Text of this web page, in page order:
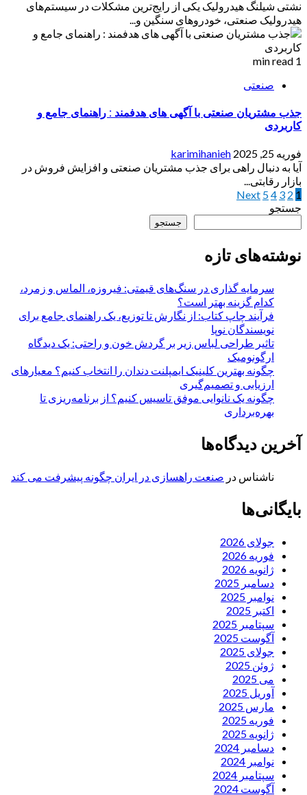
نشتی شیلنگ هیدرولیک یکی از رایج‌ترین مشکلات در سیستم‌های
هیدرولیک صنعتی، خودروهای سنگین و...
1 min read
صنعتی
جذب مشتریان صنعتی با آگهی های هدفمند : راهنمای جامع و
کاربردی
فوریه 25, 2025
karimihanieh
آیا به دنبال راهی برای جذب مشتریان صنعتی و افزایش فروش در
بازار رقابتی...
صفحه‌بندی
نوشته‌ها
1
2
3
4
5
Next
جستجو
جستجو
نوشته‌های تازه
سرمایه گذاری در سنگ‌های قیمتی: فیروزه، الماس و زمرد،
کدام گزینه بهتر است؟
فرآیند چاپ کتاب: از نگارش تا توزیع، یک راهنمای جامع برای
نویسندگان نوپا
تاثیر طراحی لباس زیر بر گردش خون و راحتی: یک دیدگاه
ارگونومیک
چگونه بهترین کلینیک ایمپلنت دندان را انتخاب کنیم؟ معیارهای
ارزیابی و تصمیم‌گیری
چگونه یک نانوایی موفق تاسیس کنیم؟ از برنامه‌ریزی تا
بهره‌برداری
آخرین دیدگاه‌ها
ناشناس در صنعت راهسازی در ایران چگونه پیشرفت می کند
بایگانی‌ها
جولای 2026
فوریه 2026
ژانویه 2026
دسامبر 2025
نوامبر 2025
اکتبر 2025
سپتامبر 2025
آگوست 2025
جولای 2025
ژوئن 2025
می 2025
آوریل 2025
مارس 2025
فوریه 2025
ژانویه 2025
دسامبر 2024
نوامبر 2024
سپتامبر 2024
آگوست 2024